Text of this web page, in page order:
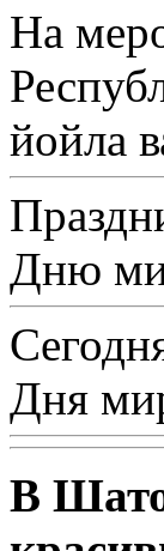
На
йойла
Дню
Дня
В